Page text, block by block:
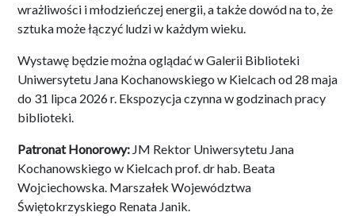
wrażliwości i młodzieńczej energii, a także dowód na to, że
sztuka może łączyć ludzi w każdym wieku.
Wystawę będzie można oglądać w Galerii Biblioteki
Uniwersytetu Jana Kochanowskiego w Kielcach od 28 maja
do 31 lipca 2026 r. Ekspozycja czynna w godzinach pracy
biblioteki.
Patronat Honorowy: JM Rektor Uniwersytetu Jana
Kochanowskiego w Kielcach prof. dr hab. Beata
Wojciechowska. Marszałek Województwa
Świętokrzyskiego Renata Janik.